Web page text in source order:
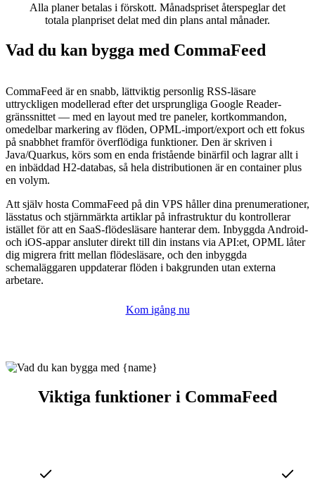
Alla planer betalas i förskott. Månadspriset återspeglar det
totala planpriset delat med din plans antal månader.
Vad du kan bygga med CommaFeed
CommaFeed är en snabb, lättviktig personlig RSS-läsare
uttryckligen modellerad efter det ursprungliga Google Reader-
gränssnittet — med en layout med tre paneler, kortkommandon,
omedelbar markering av flöden, OPML-import/export och ett fokus
på snabbhet framför överflödiga funktioner. Den är skriven i
Java/Quarkus, körs som en enda fristående binärfil och lagrar allt i
en inbäddad H2-databas, så hela distributionen är en container plus
en volym.
Att själv hosta CommaFeed på din VPS håller dina prenumerationer,
lässtatus och stjärnmärkta artiklar på infrastruktur du kontrollerar
istället för att en SaaS-flödesläsare hanterar dem. Inbyggda Android-
och iOS-appar ansluter direkt till din instans via API:et, OPML låter
dig migrera fritt mellan flödesläsare, och den inbyggda
schemaläggaren uppdaterar flöden i bakgrunden utan externa
arbetare.
Kom igång nu
Viktiga funktioner i CommaFeed